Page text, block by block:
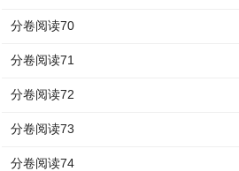
分卷阅读70
分卷阅读71
分卷阅读72
分卷阅读73
分卷阅读74